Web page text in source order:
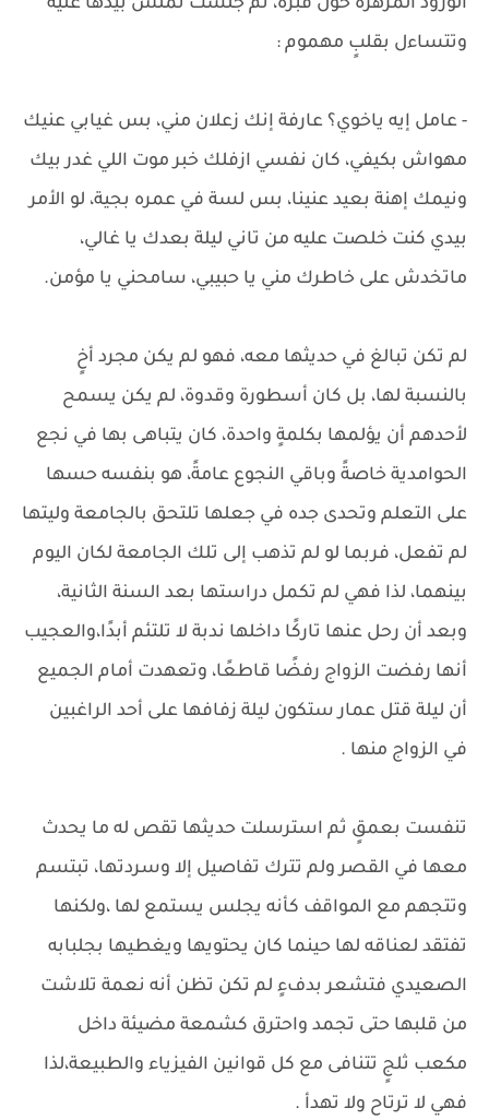
الورود المزهرة حول قبره، ثم جلست تملس بيدها عليه
وتتساءل بقلبٍ مهموم :
- عامل إيه ياخوي؟ عارفة إنك زعلان مني، بس غيابي عنيك
مهواش بكيفي، كان نفسي ازفلك خبر موت اللي غدر بيك
ونيمك إهنة بعيد عنينا، بس لسة في عمره بجية، لو الأمر
بيدي كنت خلصت عليه من تاني ليلة بعدك يا غالي،
ماتخدش على خاطرك مني يا حبيبي، سامحني يا مؤمن.
لم تكن تبالغ في حديثها معه، فهو لم يكن مجرد أخٍ
بالنسبة لها، بل كان أسطورة وقدوة، لم يكن يسمح
لأحدهم أن يؤلمها بكلمةٍ واحدة، كان يتباهى بها في نجع
الحوامدية خاصةً وباقي النجوع عامةً، هو بنفسه حسها
على التعلم وتحدى جده في جعلها تلتحق بالجامعة وليتها
لم تفعل، فربما لو لم تذهب إلى تلك الجامعة لكان اليوم
بينهما، لذا فهي لم تكمل دراستها بعد السنة الثانية،
وبعد أن رحل عنها تاركًا داخلها ندبة لا تلتئم أبدًا،والعجيب
أنها رفضت الزواج رفضًا قاطعًا، وتعهدت أمام الجميع
أن ليلة قتل عمار ستكون ليلة زفافها على أحد الراغبين
في الزواج منها .
تنفست بعمقٍ ثم استرسلت حديثها تقص له ما يحدث
معها في القصر ولم تترك تفاصيل إلا وسردتها، تبتسم
وتتجهم مع المواقف كأنه يجلس يستمع لها ،ولكنها
تفتقد لعناقه لها حينما كان يحتويها ويغطيها بجلبابه
الصعيدي فتشعر بدفءٍ لم تكن تظن أنه نعمة تلاشت
من قلبها حتى تجمد واحترق كشمعة مضيئة داخل
مكعب ثلجٍ تتنافى مع كل قوانين الفيزياء والطبيعة،لذا
فهي لا ترتاح ولا تهدأ .